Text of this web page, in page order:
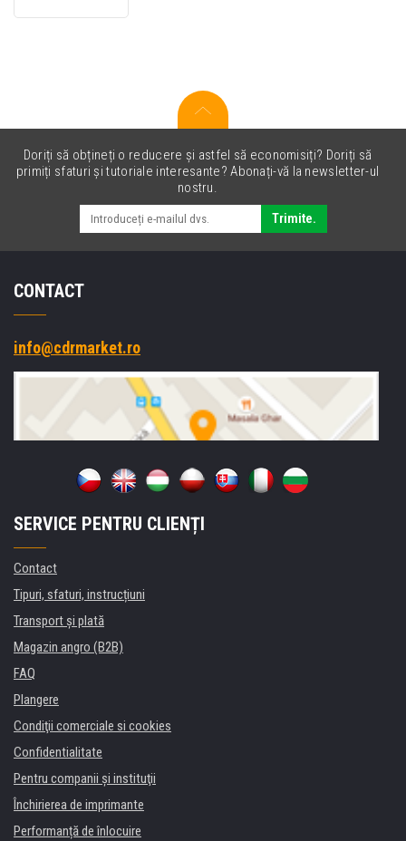
cyan
Doriți să obțineți o reducere și astfel să economisiți? Doriți să
primiți sfaturi și tutoriale interesante? Abonați-vă la newsletter-ul
nostru.
Trimite.
CONTACT
info@cdrmarket.ro
SERVICE PENTRU CLIENȚI
Contact
Tipuri, sfaturi, instrucțiuni
Transport şi plată
Magazin angro (B2B)
FAQ
Plangere
Condiţii comerciale si cookies
Confidentialitate
Pentru companii și instituţii
Închirierea de imprimante
Performanță de înlocuire